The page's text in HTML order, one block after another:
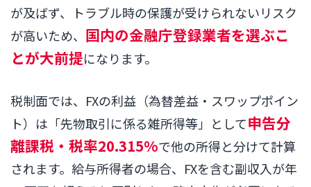
が及ばず、トラブル時の保護が受けられないリスク
が高いため、 国内の金融庁登録業者を選ぶこ
とが大前提になります。
税制面では、FXの利益（為替差益・スワップポイン
ト）は「先物取引に係る雑所得等」として申告分
離課税・税率20.315%で他の所得と分けて計算
されます。給与所得者の場合、FXを含む副収入が年